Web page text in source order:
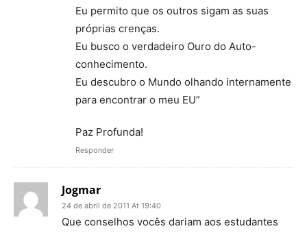
Eu permito que os outros sigam as suas
próprias crenças.
Eu busco o verdadeiro Ouro do Auto-
conhecimento.
Eu descubro o Mundo olhando internamente
para encontrar o meu EU”
Paz Profunda!
Responder
Jogmar
24 de abril de 2011 At 19:40
Que conselhos vocês dariam aos estudantes